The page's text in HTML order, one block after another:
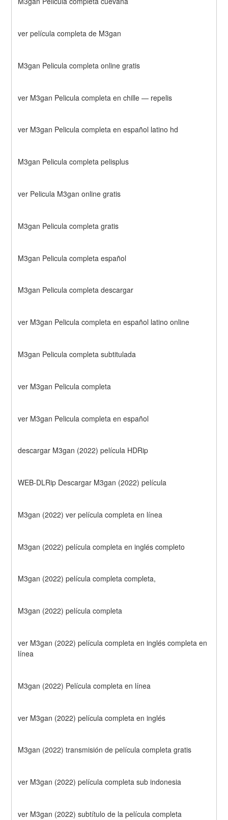
ver película completa de M3gan
M3gan Pelicula completa online gratis
ver M3gan Pelicula completa en chille — repelis
ver M3gan Pelicula completa en español latino hd
M3gan Pelicula completa pelisplus
ver Pelicula M3gan online gratis
M3gan Pelicula completa gratis
M3gan Pelicula completa español
M3gan Pelicula completa descargar
ver M3gan Pelicula completa en español latino online
M3gan Pelicula completa subtitulada
ver M3gan Pelicula completa
ver M3gan Pelicula completa en español
descargar M3gan (2022) película HDRip
WEB-DLRip Descargar M3gan (2022) película
M3gan (2022) ver película completa en línea
M3gan (2022) película completa en inglés completo
M3gan (2022) película completa completa,
M3gan (2022) película completa
ver M3gan (2022) película completa en inglés completa en
línea
M3gan (2022) Película completa en línea
ver M3gan (2022) película completa en inglés
M3gan (2022) transmisión de película completa gratis
ver M3gan (2022) película completa sub indonesia
ver M3gan (2022) subtítulo de la película completa